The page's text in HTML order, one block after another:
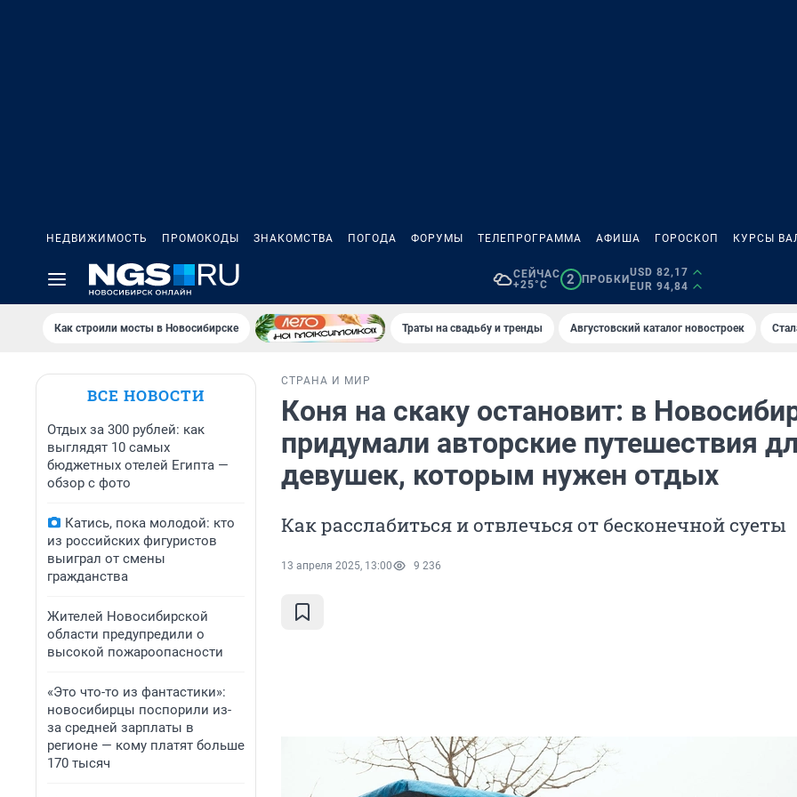
НЕДВИЖИМОСТЬ ПРОМОКОДЫ ЗНАКОМСТВА ПОГОДА ФОРУМЫ ТЕЛЕПРОГРАММА АФИША ГОРОСКОП КУРСЫ
СЕЙЧАС
+25°C
2 ПРОБКИ
USD 82,17
EUR 94,84
Как строили мосты в Новосибирске Траты на свадьбу и тренды Августовский каталог новостроек
ВСЕ НОВОСТИ
Отдых за 300 рублей: как
выглядят 10 самых
бюджетных отелей Египта —
обзор с фото
Катись, пока молодой: кто
из российских фигуристов
выиграл от смены
гражданства
Жителей Новосибирской
области предупредили о
высокой пожароопасности
«Это что-то из фантастики»:
новосибирцы поспорили из-
за средней зарплаты в
регионе — кому платят больше
170 тысяч
СТРАНА И МИР
Коня на скаку остановит: в
придумали авторские путешествия
девушек, которым нужен отдых
Как расслабиться и отвлечься от бесконечной суеты
13 апреля 2025, 13:00 9 236